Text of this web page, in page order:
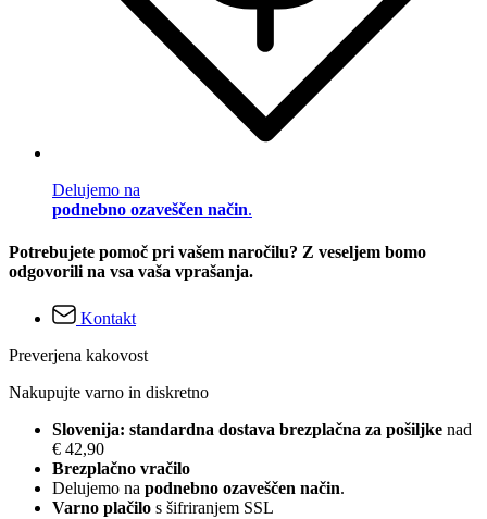
Delujemo na
podnebno ozaveščen način.
Potrebujete pomoč pri vašem naročilu? Z veseljem bomo
odgovorili na vsa vaša vprašanja.
Kontakt
Preverjena kakovost
Nakupujte varno in diskretno
Slovenija: standardna dostava brezplačna za pošiljke nad
€ 42,90
Brezplačno vračilo
Delujemo na podnebno ozaveščen način.
Varno plačilo s šifriranjem SSL